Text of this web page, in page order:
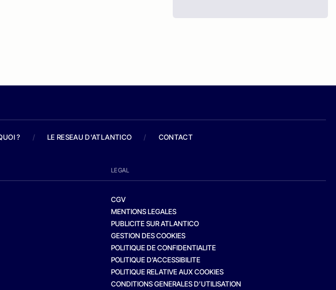
? / LE RESEAU D'ATLANTICO / CONTACT
LEGAL
CGV
MENTIONS LEGALES
PUBLICITE SUR ATLANTICO
GESTION DES COOKIES
POLITIQUE DE CONFIDENTIALITE
POLITIQUE D’ACCESSIBILITE
POLITIQUE RELATIVE AUX COOKIES
CONDITIONS GENERALES D’UTILISATION